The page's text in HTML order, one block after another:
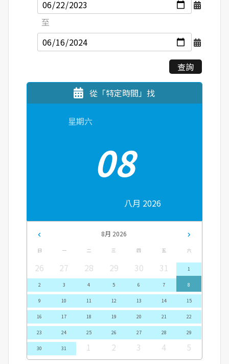
至
查詢
從「特定時間」找
星期六
08
八月 2026
8月 2026
日 一 二 三 四 五 六
26 27 28 29 30 31 1
2 3 4 5 6 7 8
9 10 11 12 13 14 15
16 17 18 19 20 21 22
23 24 25 26 27 28 29
30 31 1 2 3 4 5